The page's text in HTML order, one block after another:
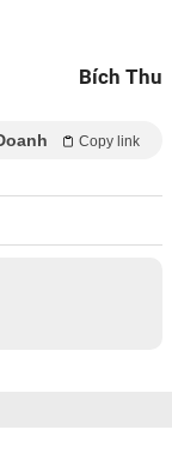
Bích Thu
Copy link